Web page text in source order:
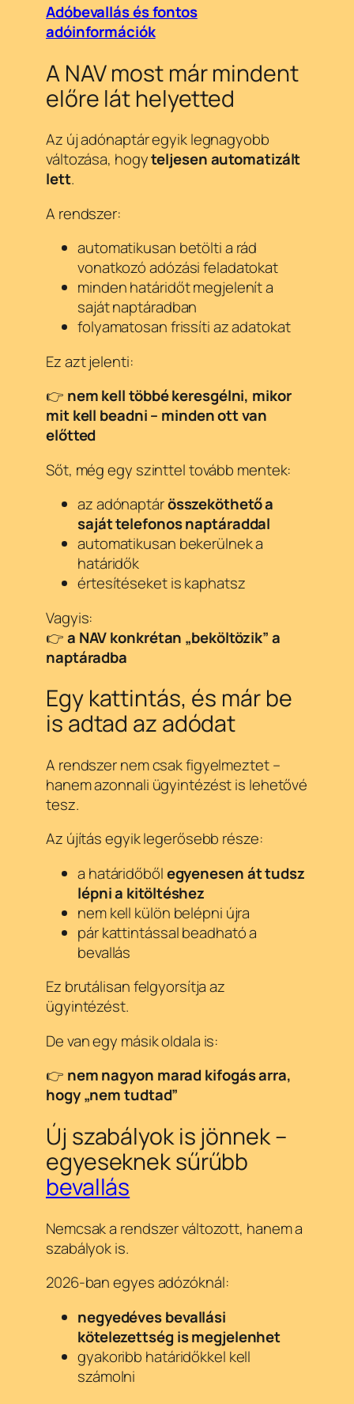
Adóbevallás és fontos
adóinformációk
A NAV most már mindent
előre lát helyetted
Az új adónaptár egyik legnagyobb
változása, hogyteljesen automatizált
lett.
A rendszer:
automatikusan betölti a rád
vonatkozó adózási feladatokat
minden határidőt megjelenít a
saját naptáradban
folyamatosan frissíti az adatokat
Ez azt jelenti:
👉 nem kell többé keresgélni, mikor
mit kell beadni – minden ott van
előtted
Sőt, még egy szinttel tovább mentek:
az adónaptárösszeköthető a
saját telefonos naptáraddal
automatikusan bekerülnek a
határidők
értesítéseket is kaphatsz
Vagyis:
👉a NAV konkrétan „beköltözik” a
naptáradba
Egy kattintás, és már be
is adtad az adódat
A rendszer nem csak figyelmeztet –
hanem azonnali ügyintézést is lehetővé
tesz.
Az újítás egyik legerősebb része:
a határidőbőlegyenesen át tudsz
lépni a kitöltéshez
nem kell külön belépni újra
pár kattintással beadható a
bevallás
Ez brutálisan felgyorsítja az
ügyintézést.
De van egy másik oldala is:
👉 nem nagyon marad kifogás arra,
hogy „nem tudtad”
Új szabályok is jönnek –
egyeseknek sűrűbb
bevallás
Nemcsak a rendszer változott, hanem a
szabályok is.
2026-ban egyes adózóknál:
negyedéves bevallási
kötelezettség is megjelenhet
gyakoribb határidőkkel kell
számolni